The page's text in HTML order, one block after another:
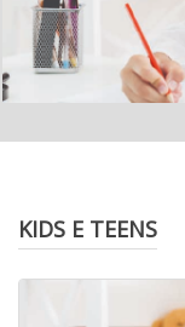
KIDS E TEENS